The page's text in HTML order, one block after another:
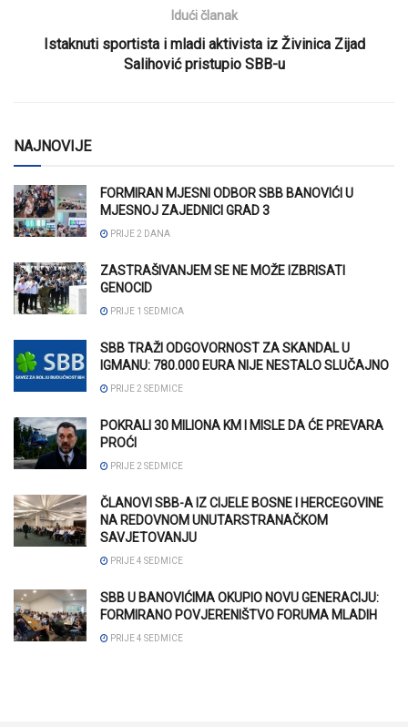
Idući članak
Istaknuti sportista i mladi aktivista iz Živinica Zijad
Salihović pristupio SBB-u
NAJNOVIJE
FORMIRAN MJESNI ODBOR SBB BANOVIĆI U
MJESNOJ ZAJEDNICI GRAD 3
PRIJE 2 DANA
ZASTRAŠIVANJEM SE NE MOŽE IZBRISATI
GENOCID
PRIJE 1 SEDMICA
SBB TRAŽI ODGOVORNOST ZA SKANDAL U
IGMANU: 780.000 EURA NIJE NESTALO SLUČAJNO
PRIJE 2 SEDMICE
POKRALI 30 MILIONA KM I MISLE DA ĆE PREVARA
PROĆI
PRIJE 2 SEDMICE
ČLANOVI SBB-A IZ CIJELE BOSNE I HERCEGOVINE
NA REDOVNOM UNUTARSTRANAČKOM
SAVJETOVANJU
PRIJE 4 SEDMICE
SBB U BANOVIĆIMA OKUPIO NOVU GENERACIJU:
FORMIRANO POVJERENIŠTVO FORUMA MLADIH
PRIJE 4 SEDMICE